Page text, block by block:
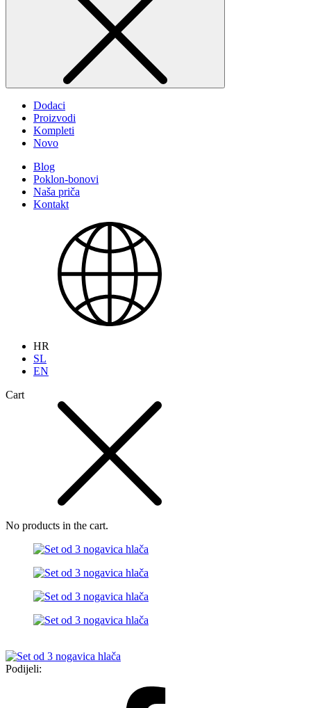
Dodaci
Proizvodi
Kompleti
Novo
Blog
Poklon-bonovi
Naša priča
Kontakt
HR
SL
EN
Cart
No products in the cart.
Podijeli: